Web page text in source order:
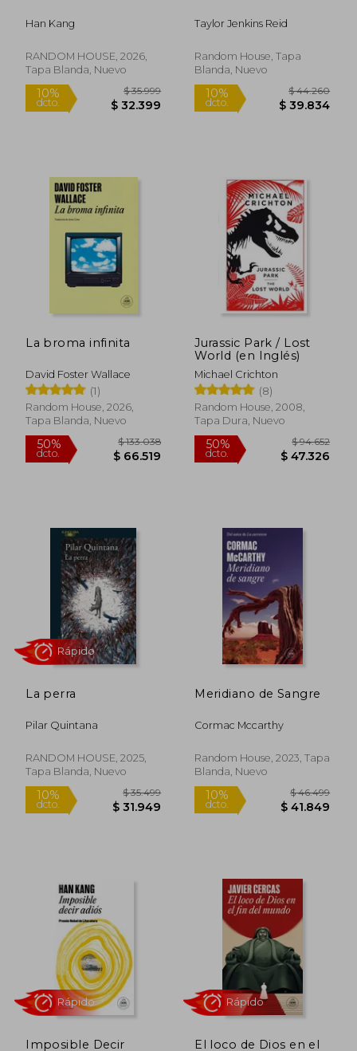
Han Kang
RANDOM HOUSE, 2026,
Tapa Blanda, Nuevo
dcto. $ 32.399
Taylor Jenkins Reid
Random House, Tapa
Blanda, Nuevo
10%
dcto.
La broma infinita
David Foster Wallace
(1)
Random House, 2026,
Tapa Blanda, Nuevo
50%
dcto.
Jurassic Park / Lost
World (en Inglés)
Michael Crichton
(8)
Random House, 2008,
Tapa Dura, Nuevo
50%
La perra
Pilar Quintana
RANDOM HOUSE, 2025,
Tapa Blanda, Nuevo
Rápido
Meridiano de Sangre
Cormac Mccarthy
Random House, 2023, Tapa
Blanda, Nuevo
Imposible Decir
El loco de Dios en el